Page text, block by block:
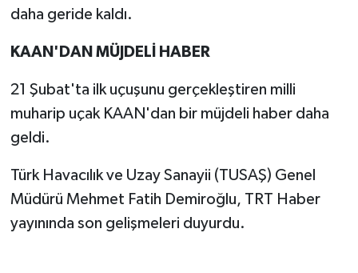
daha geride kaldı.
KAAN'DAN MÜJDELİ HABER
21 Şubat'ta ilk uçuşunu gerçekleştiren milli
muharip uçak KAAN'dan bir müjdeli haber daha
geldi.
Türk Havacılık ve Uzay Sanayii (TUSAŞ) Genel
Müdürü Mehmet Fatih Demiroğlu, TRT Haber
yayınında son gelişmeleri duyurdu.